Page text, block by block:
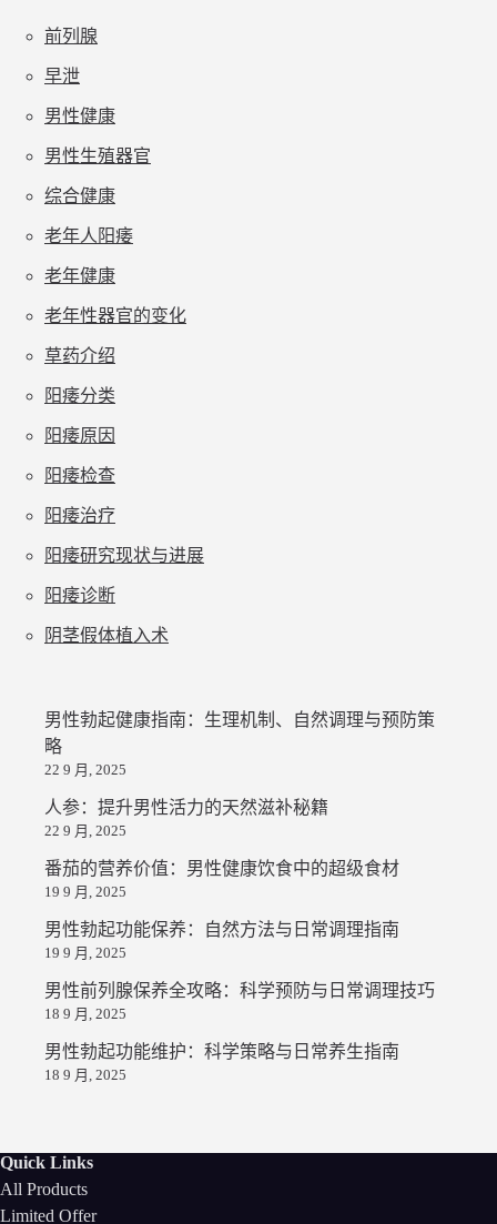
前列腺
早泄
男性健康
男性生殖器官
综合健康
老年人阳痿
老年健康
老年性器官的变化
草药介绍
阳痿分类
阳痿原因
阳痿检查
阳痿治疗
阳痿研究现状与进展
阳痿诊断
阴茎假体植入术
男性勃起健康指南：生理机制、自然调理与预防策
略
22 9 月, 2025
人参：提升男性活力的天然滋补秘籍
22 9 月, 2025
番茄的营养价值：男性健康饮食中的超级食材
19 9 月, 2025
男性勃起功能保养：自然方法与日常调理指南
19 9 月, 2025
男性前列腺保养全攻略：科学预防与日常调理技巧
18 9 月, 2025
男性勃起功能维护：科学策略与日常养生指南
18 9 月, 2025
Quick Links
All Products
Limited Offer